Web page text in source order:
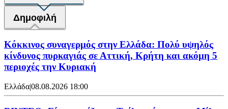
Δημοφιλή
Κόκκινος συναγερμός στην Ελλάδα: Πολύ υψηλός
κίνδυνος πυρκαγιάς σε Αττική, Κρήτη και ακόμη 5
περιοχές την Κυριακή
Ελλάδα|08.08.2026 18:00